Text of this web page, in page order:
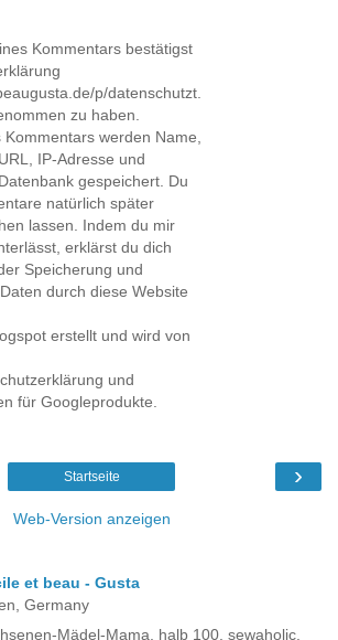
Kommentars bestätigst
p/datenschutzt.
zu haben.
werden Name,
IP-Adresse und
gespeichert. Du
natürlich später
lassen. Indem du mir
erklärst du dich
Speicherung und
durch diese Website
erstellt und wird von
und
für Googleprodukte.
›
Startseite
Web-Version anzeigen
et beau - Gusta
Germany
Mädel-Mama, halb 100, sewaholic,